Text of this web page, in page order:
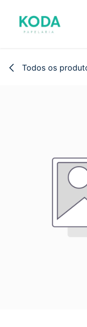
Todos os